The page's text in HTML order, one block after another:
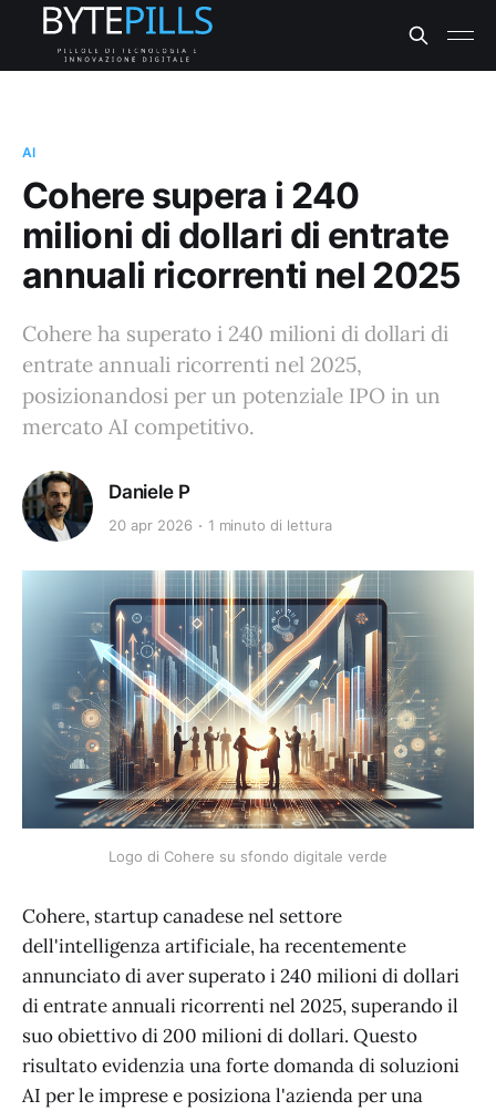
AI
Cohere supera i 240
milioni di dollari di entrate
annuali ricorrenti nel 2025
Cohere ha superato i 240 milioni di dollari di
entrate annuali ricorrenti nel 2025,
posizionandosi per un potenziale IPO in un
mercato AI competitivo.
Daniele P
20 apr 2026 1 minuto di lettura
Logo di Cohere su sfondo digitale verde
Cohere, startup canadese nel settore
dell'intelligenza artificiale, ha recentemente
annunciato di aver superato i 240 milioni di dollari
di entrate annuali ricorrenti nel 2025, superando il
suo obiettivo di 200 milioni di dollari. Questo
risultato evidenzia una forte domanda di soluzioni
AI per le imprese e posiziona l'azienda per una